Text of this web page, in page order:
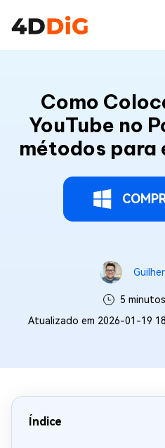
Como
YouTube no
métodos
5
Atualizado em 2026-01-19
Índice